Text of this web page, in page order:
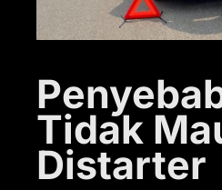
Tidak
Distarter